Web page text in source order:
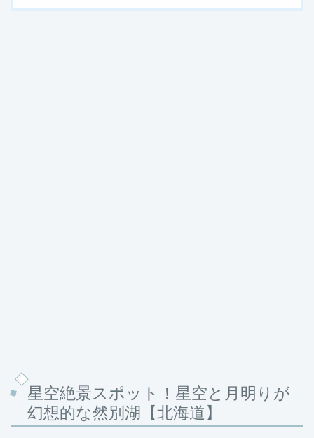
星空絶景スポット！星空と月明りが
幻想的な然別湖【北海道】